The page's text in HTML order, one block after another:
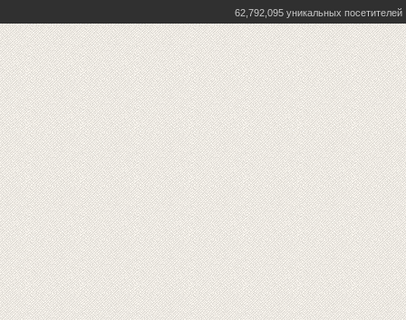
62,792,095 уникальных посетителей